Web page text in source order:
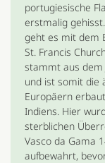
portugiesische
erstmalig
geht es mit dem
St. Francis
stammt aus dem
und ist somit die
Europäern
Indiens. Hier
sterblichen
Vasco da Gama
aufbewahrt,